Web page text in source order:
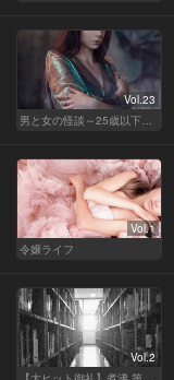
Vol.23
Vol.1
令嬢ライフ
Vol.2